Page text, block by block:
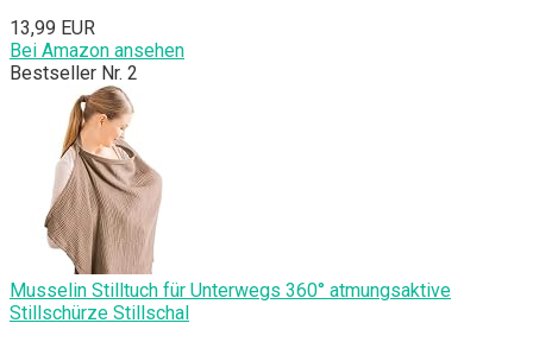
13,99 EUR
Bei Amazon ansehen
Bestseller Nr. 2
Musselin Stilltuch für Unterwegs 360° atmungsaktive
Stillschürze Stillschal